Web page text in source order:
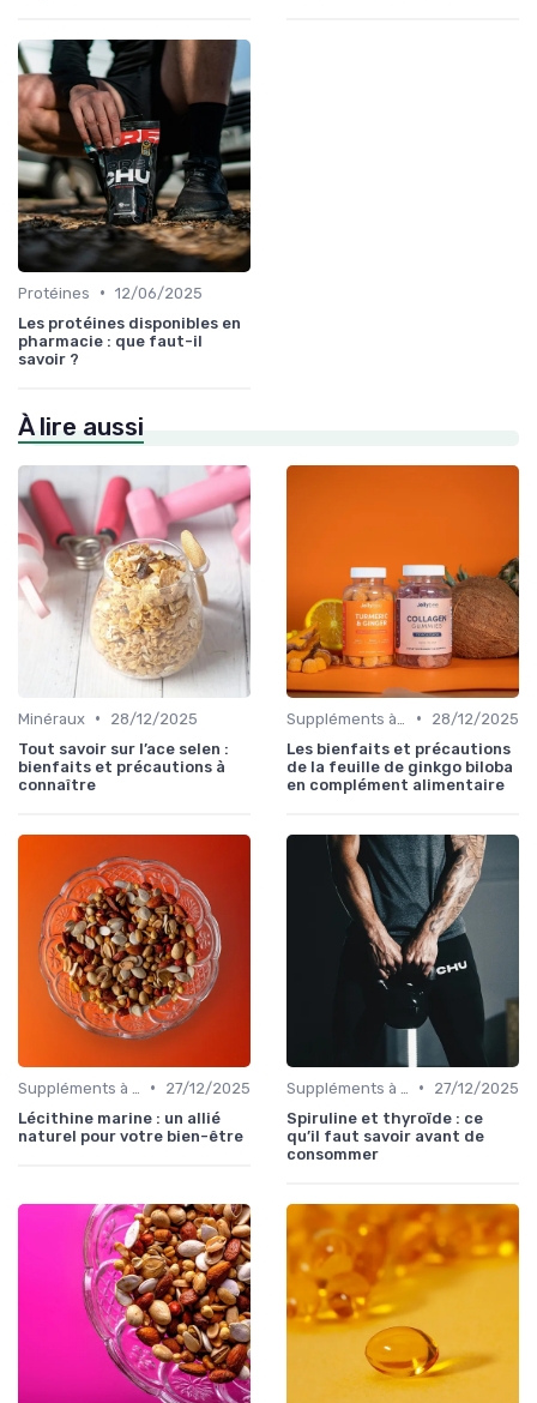
Protéines • 12/06/2025
Les protéines disponibles en
pharmacie : que faut-il
savoir ?
À lire aussi
Minéraux •
28/12/2025
Tout savoir sur l’ace selen :
bienfaits et précautions à
connaître
•
28/12/2025
Les bienfaits et précautions
de la feuille de ginkgo biloba
en complément alimentaire
•
27/12/2025
Lécithine marine : un allié
naturel pour votre bien-être
•
27/12/2025
Spiruline et thyroïde : ce
qu’il faut savoir avant de
consommer